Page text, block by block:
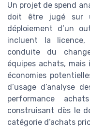
Un projet de spend
doit être jugé sur
déploiement d’un
incluent la licence,
conduite du
équipes achats,
économies
d’usage d’analyse
performance
construisant dès le
catégorie d’achats